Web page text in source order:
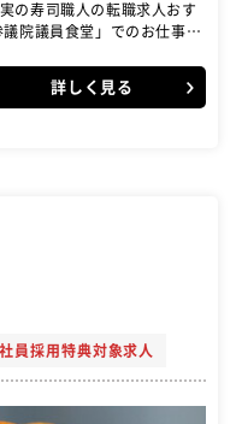
の寿司職人の転職求人おす
なります。
詳しく見る
員採用特典対象求人